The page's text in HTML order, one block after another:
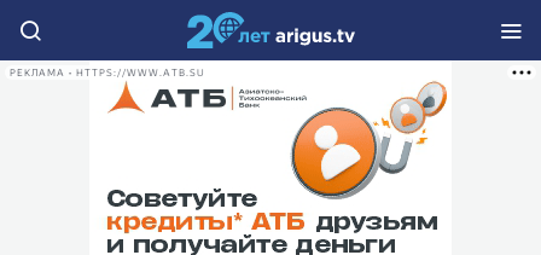
РЕКЛАМА • HTTPS://WWW.ATB.SU